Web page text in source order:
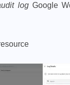
logGoogle